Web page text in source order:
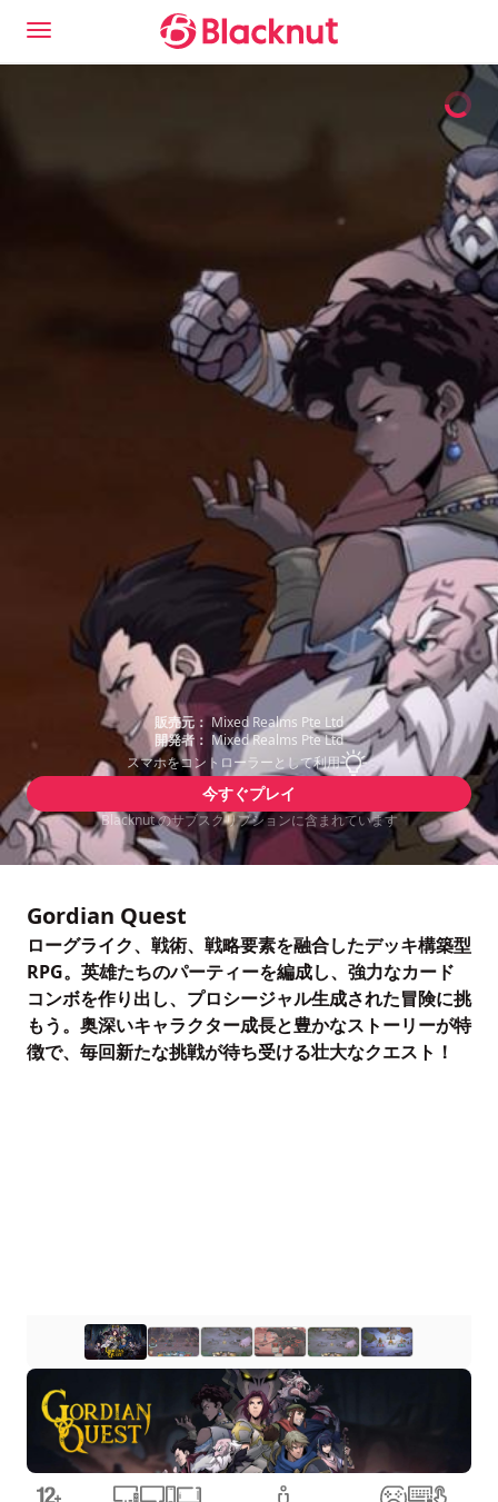
販売元： Mixed Realms Pte Ltd
開発者： Mixed Realms Pte Ltd
スマホをコントローラーとして利用
今すぐプレイ
Blacknut のサブスクリプションに含まれています
Gordian Quest
ローグライク、戦術、戦略要素を融合したデッキ構築型
RPG。英雄たちのパーティーを編成し、強力なカード
コンボを作り出し、プロシージャル生成された冒険に挑
もう。奥深いキャラクター成長と豊かなストーリーが特
徴で、毎回新たな挑戦が待ち受ける壮大なクエスト！